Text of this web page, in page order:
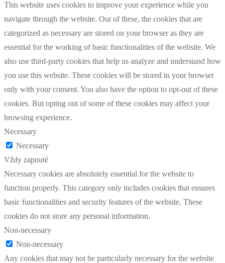
This website uses cookies to improve your experience while you
navigate through the website. Out of these, the cookies that are
categorized as necessary are stored on your browser as they are
essential for the working of basic functionalities of the website. We
also use third-party cookies that help us analyze and understand how
you use this website. These cookies will be stored in your browser
only with your consent. You also have the option to opt-out of these
cookies. But opting out of some of these cookies may affect your
browsing experience.
Necessary
Necessary
Vždy zapnuté
Necessary cookies are absolutely essential for the website to
function properly. This category only includes cookies that ensures
basic functionalities and security features of the website. These
cookies do not store any personal information.
Non-necessary
Non-necessary
Any cookies that may not be particularly necessary for the website